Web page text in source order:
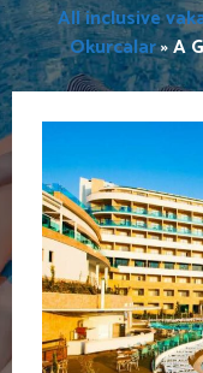
All inclusive
Okurcalar»A